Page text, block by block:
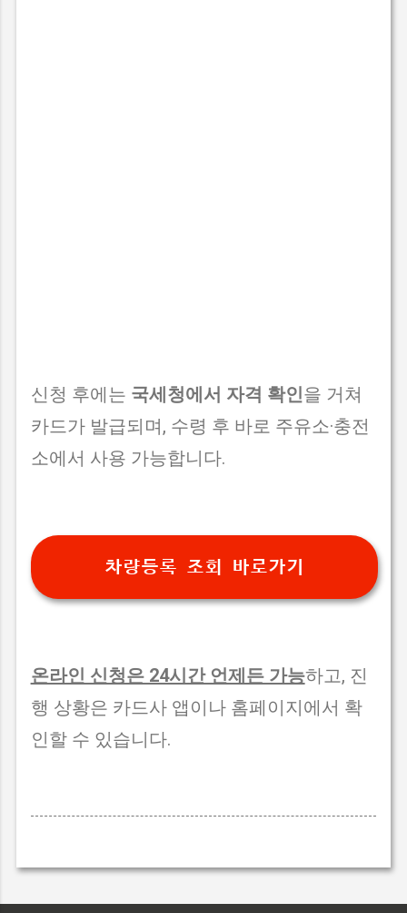
신청 후에는 국세청에서 자격 확인을 거쳐
카드가 발급되며, 수령 후 바로 주유소·충전
소에서 사용 가능합니다.
차량등록 조회 바로가기
온라인 신청은 24시간 언제든 가능하고, 진
행 상황은 카드사 앱이나 홈페이지에서 확
인할 수 있습니다.